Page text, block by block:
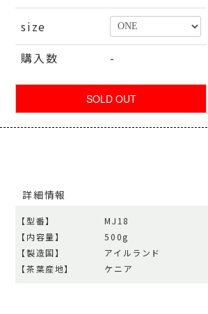
size
購入数
-
詳細情報
【型番】
MJ18
【内容量】
500g
【製造国】
アイルランド
【茶葉産地】
ケニア